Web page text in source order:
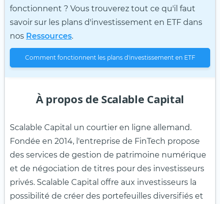
fonctionnent ? Vous trouverez tout ce qu'il faut
savoir sur les plans d'investissement en ETF dans
nos Ressources.
Comment fonctionnent les plans d'investissement en ETF
À propos de Scalable Capital
Scalable Capital un courtier en ligne allemand.
Fondée en 2014, l'entreprise de FinTech propose
des services de gestion de patrimoine numérique
et de négociation de titres pour des investisseurs
privés. Scalable Capital offre aux investisseurs la
possibilité de créer des portefeuilles diversifiés et